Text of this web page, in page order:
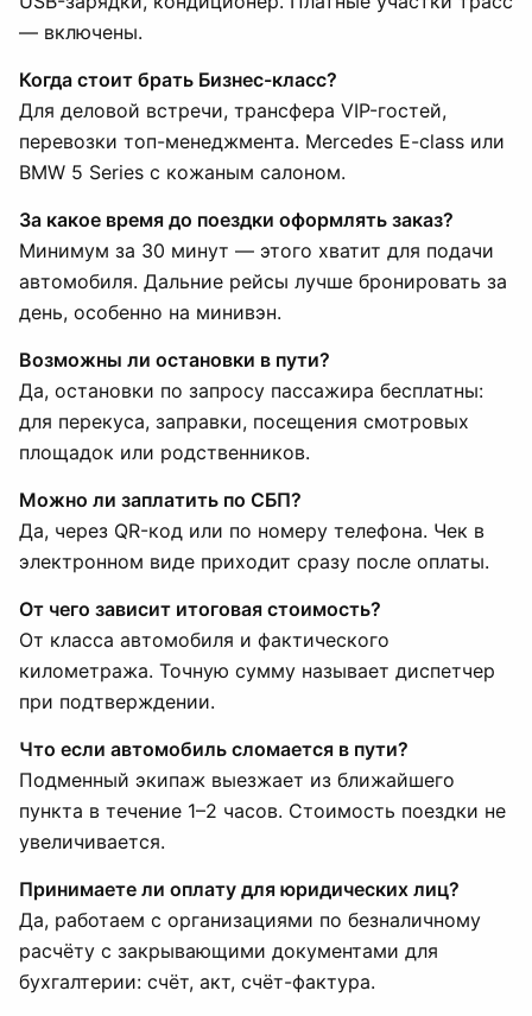
— включены.
Когда стоит брать Бизнес-класс?
Для деловой встречи, трансфера VIP-гостей,
перевозки топ-менеджмента. Mercedes E-class или
BMW 5 Series с кожаным салоном.
За какое время до поездки оформлять заказ?
Минимум за 30 минут — этого хватит для подачи
автомобиля. Дальние рейсы лучше бронировать за
день, особенно на минивэн.
Возможны ли остановки в пути?
Да, остановки по запросу пассажира бесплатны:
для перекуса, заправки, посещения смотровых
площадок или родственников.
Можно ли заплатить по СБП?
Да, через QR-код или по номеру телефона. Чек в
электронном виде приходит сразу после оплаты.
От чего зависит итоговая стоимость?
От класса автомобиля и фактического
километража. Точную сумму называет диспетчер
при подтверждении.
Что если автомобиль сломается в пути?
Подменный экипаж выезжает из ближайшего
пункта в течение 1–2 часов. Стоимость поездки не
увеличивается.
Принимаете ли оплату для юридических лиц?
Да, работаем с организациями по безналичному
расчёту с закрывающими документами для
бухгалтерии: счёт, акт, счёт-фактура.